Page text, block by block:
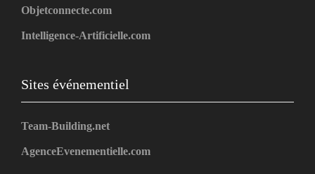
Objetconnecte.com
Intelligence-Artificielle.com
Sites événementiel
Team-Building.net
AgenceEvenementielle.com